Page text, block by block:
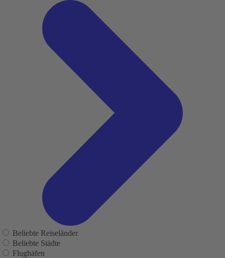
Beliebte Reiseländer
Beliebte Städte
Flughäfen